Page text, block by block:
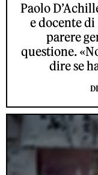
Paolo
e docente
parere
questione.
dire se